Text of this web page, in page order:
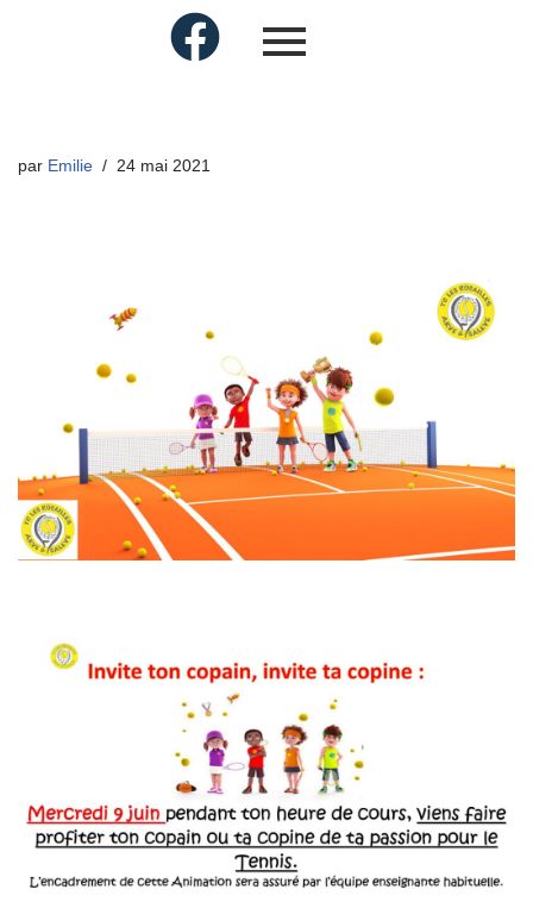
par Emilie 24 mai 2021